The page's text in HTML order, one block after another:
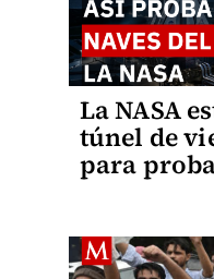
La NASA
túnel de
para